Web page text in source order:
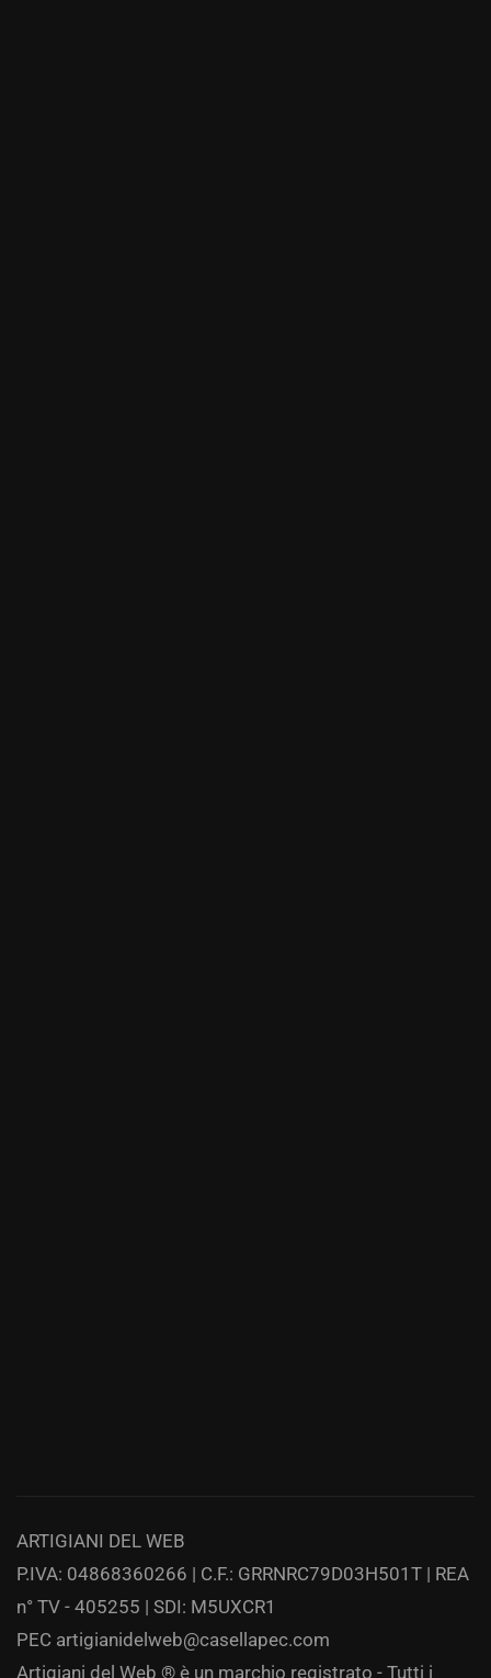
ARTIGIANI DEL WEB
P.IVA: 04868360266 | C.F.: GRRNRC79D03H501T | REA
n° TV - 405255 | SDI: M5UXCR1
PEC artigianidelweb@casellapec.com
Artigiani del Web ® è un marchio registrato - Tutti i